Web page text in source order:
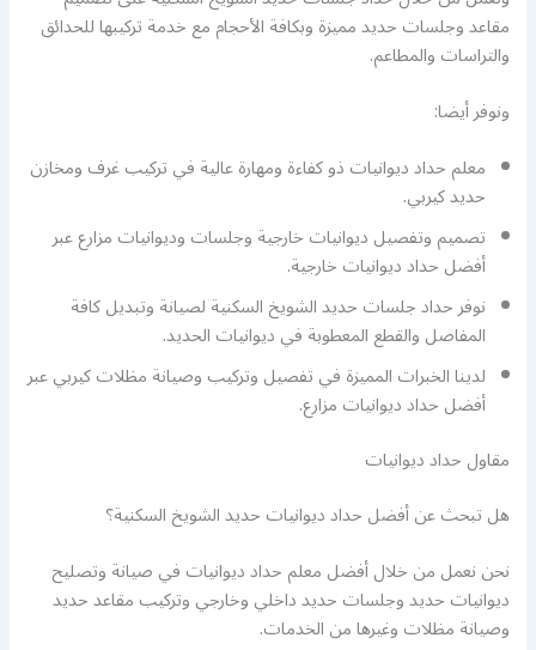
مقاعد وجلسات حديد مميزة وبكافة الأحجام مع خدمة تركيبها للحدائق
والتراسات والمطاعم.
ونوفر أيضا:
معلم حداد ديوانيات ذو كفاءة ومهارة عالية في تركيب غرف ومخازن
حديد كيربي.
تصميم وتفصيل ديوانيات خارجية وجلسات وديوانيات مزارع عبر
أفضل حداد ديوانيات خارجية.
نوفر حداد جلسات حديد الشويخ السكنية لصيانة وتبديل كافة
المفاصل والقطع المعطوبة في ديوانيات الحديد.
لدينا الخبرات المميزة في تفصيل وتركيب وصيانة مظلات كيربي عبر
أفضل حداد ديوانيات مزارع.
مقاول حداد ديوانيات
هل تبحث عن أفضل حداد ديوانيات حديد الشويخ السكنية؟
نحن نعمل من خلال أفضل معلم حداد ديوانيات في صيانة وتصليح
ديوانيات حديد وجلسات حديد داخلي وخارجي وتركيب مقاعد حديد
وصيانة مظلات وغيرها من الخدمات.